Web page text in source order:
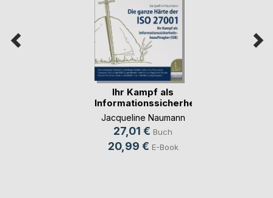
Ihr Kampf als
Informationssicherhe(...)
Jacqueline Naumann
27,01 € Buch
20,99 € E-Book